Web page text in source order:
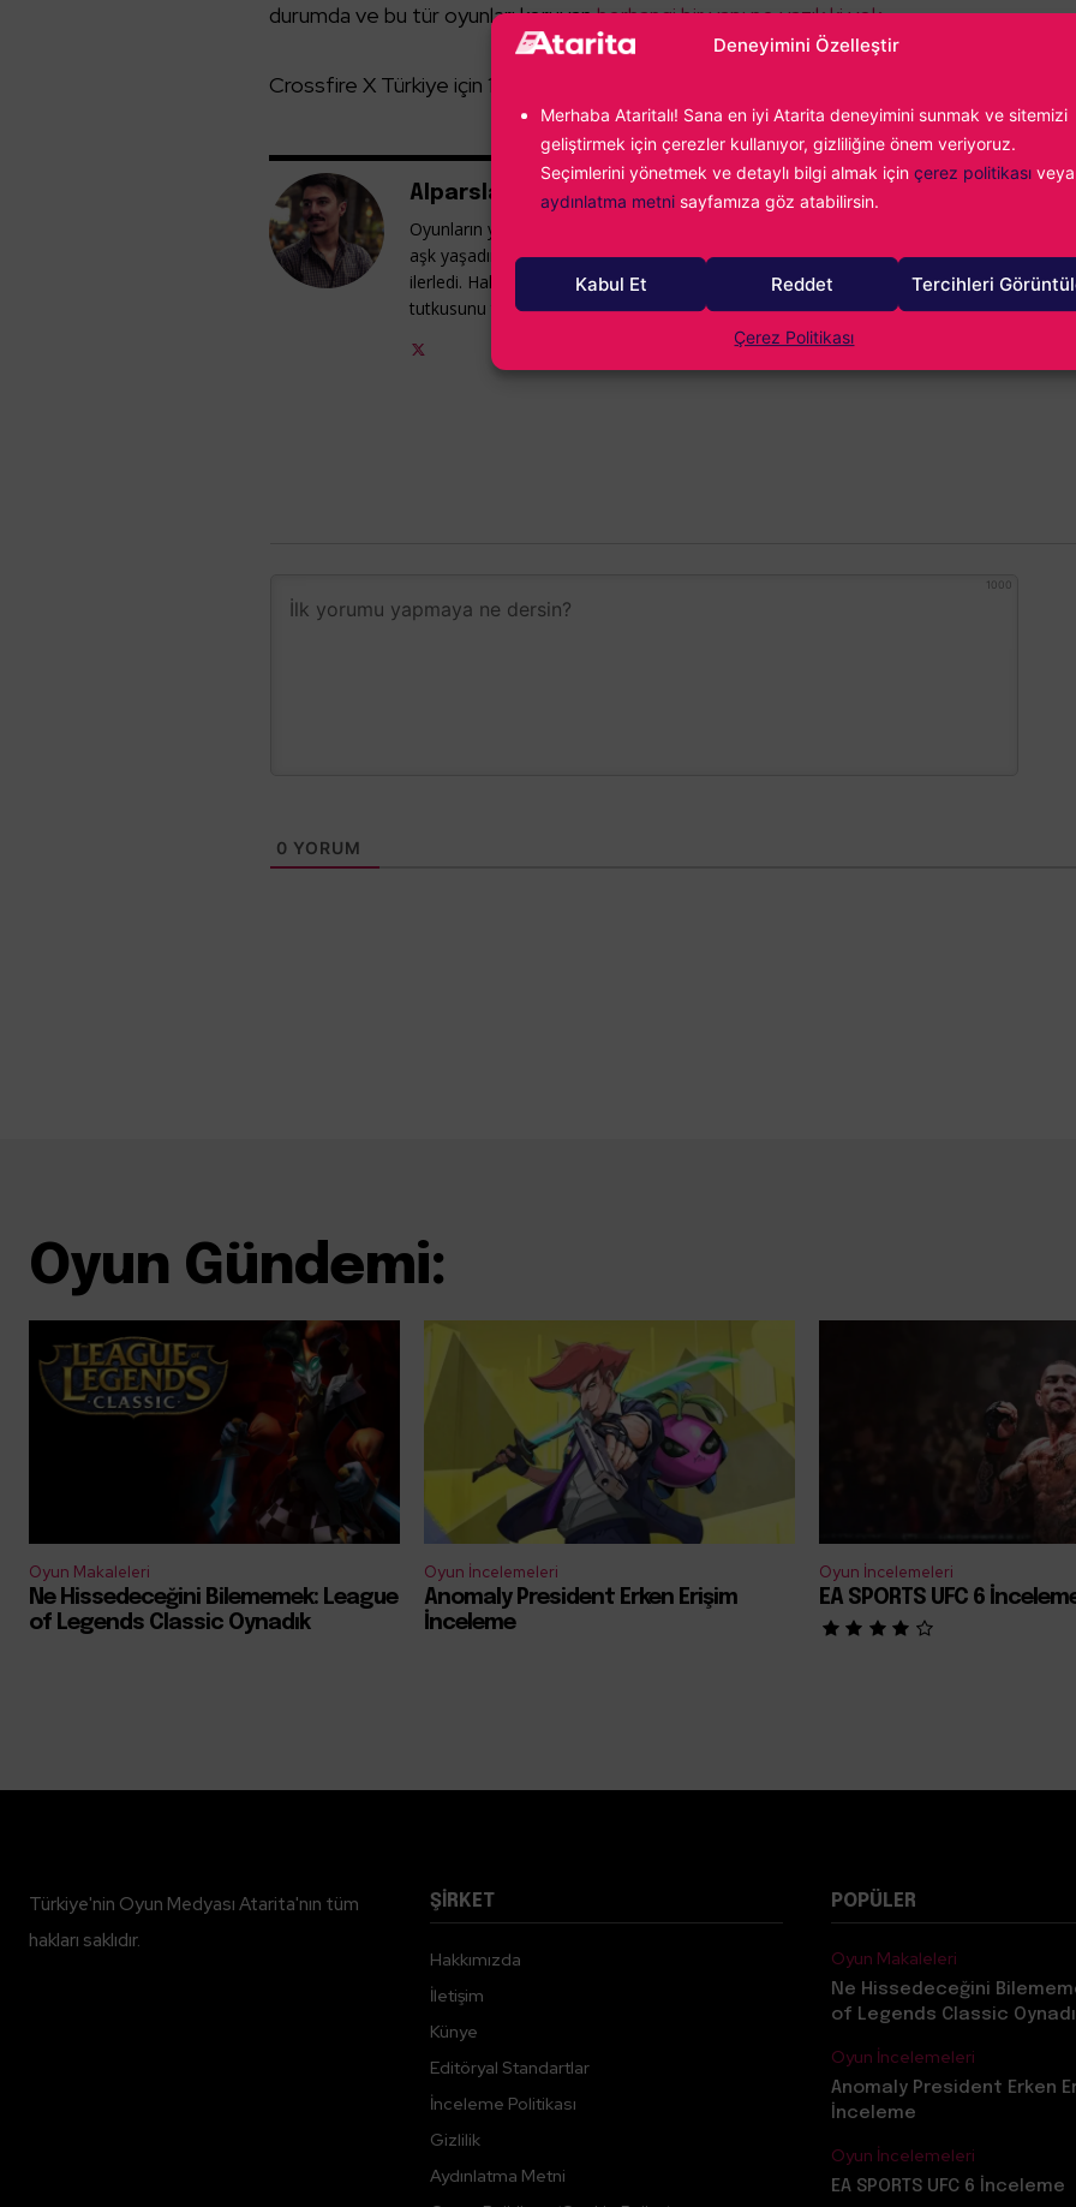
Deneyimini Özelleştir
Merhaba Ataritalı! Sana en iyi Atarita deneyimini sunmak ve sitemizi
geliştirmek için çerezler kullanıyor, gizliliğine önem veriyoruz.
Seçimlerini yönetmek ve detaylı bilgi almak için çerez politikası veya
aydınlatma metni sayfamıza göz atabilirsin.
Kabul Et Reddet Tercihleri
Çerez Politikası
durumda ve bu tür oyunları koruyanherhangi bir yapı ne yazık ki yok.
Crossfire X Türkiye için 18 Mayıs 03:00’da kapanacak.
Alparslan Gürlek
Oyunların yeni yeni yaygınlaştığı dönemlerde bir çocuk olarak video oyunlarıyla ilk
aşk yaşadım. Age of Empires II ile başlayan yolculuk, kendi oyunumu yapmaya kadar
ilerledi. Hala oyun sektöründeyim ve hala o ilk kez Age of Empires II oynayan çocuğun
tutkusunu taşıyorum.
1000
0 YORUM
Oyun Gündemi:
Oyun Makaleleri
Ne Hissedeceğini Bilememek: League
of Legends Classic Oynadık
Oyun İncelemeleri
Anomaly President Erken Erişim
İnceleme
Oyun İncelemeleri
EA SPORTS UFC 6
Türkiye'nin Oyun Medyası Atarita'nın tüm
hakları saklıdır.
ŞİRKET
Hakkımızda
İletişim
Künye
Editöryal Standartlar
İnceleme Politikası
Gizlilik
Aydınlatma Metni
POPÜLER
Oyun Makaleleri
Ne Hissedeceğini
of Legends Classic
Oyun İncelemeleri
Anomaly President Erken
İnceleme
Oyun İncelemeleri
EA SPORTS UFC 6 İnceleme